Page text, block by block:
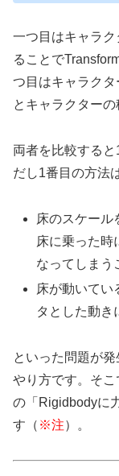
一つ目はキャラ
ることで
つ目はキャラク
とキャラクター
両者を比較する
だし1番目の方法
床のスケール
床に乗った時
なってしまう
床が動いてい
タとした動き
といった問題が
やり方です。そ
の「Rigidbodyに
す（ ※注）。